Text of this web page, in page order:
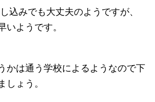
込みでも大丈夫のようですが、
いようです。
かは通う学校によるようなので下
しょう。